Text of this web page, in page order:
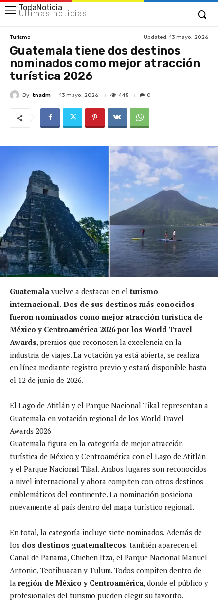
TodaNoticia
Últimas noticias
Turismo Updated: 13 mayo, 2026
Guatemala tiene dos destinos
nominados como mejor atracción
turística 2026
By tnadm 13 mayo, 2026 445 0
Guatemala vuelve a destacar en elturismo
internacional. Dos de sus destinos más conocidos
fueron nominados como mejor atracción turística de
México y Centroamérica 2026 por los World Travel
Awards, premios que reconocen la excelencia en la
industria de viajes. La votación ya está abierta, se realiza
en línea mediante registro previo y estará disponible hasta
el 12 de junio de 2026.
El Lago de Atitlán y el Parque Nacional Tikal representan a
Guatemala en votación regional de los World Travel
Awards 2026
Guatemala figura en la categoría de mejor atracción
turística de México y Centroamérica con el Lago de Atitlán
y el Parque Nacional Tikal. Ambos lugares son reconocidos
a nivel internacional y ahora compiten con otros destinos
emblemáticos del continente. La nominación posiciona
nuevamente al país dentro del mapa turístico regional.
En total, la categoría incluye siete nominados. Además de
los dos destinos guatemaltecos, también aparecen el
Canal de Panamá, Chichen Itza, el Parque Nacional Manuel
Antonio, Teotihuacan y Tulum. Todos compiten dentro de
la región de México y Centroamérica, donde el público y
profesionales del turismo pueden elegir su favorito.